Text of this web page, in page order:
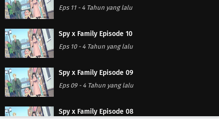
Eps 11- 4 Tahun yang lalu
Spy x Family Episode 10
Eps 10- 4 Tahun yang lalu
Spy x Family Episode 09
Eps 09- 4 Tahun yang lalu
Spy x Family Episode 08